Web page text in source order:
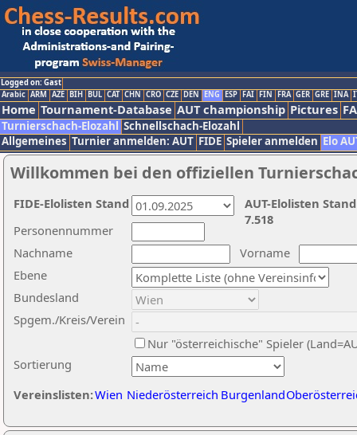
Logged on: Gast
Arabic ARM AZE BIH BUL CAT CHN CRO CZE DEN ENG ESP FAI FIN FRA GER GRE INA
Home Tournament-Database AUT championship Pictures
Turnierschach-Elozahl Schnellschach-Elozahl
Allgemeines Turnier anmelden: AUT FIDE Spieler anmelden Elo
Willkommen bei den offiziellen
Nachname
Vorname
Ebene
Sortierung
Personennummer
Bundesland
Spgem./Kreis/Verein
Nur "österreichische" Spieler
Vereinslisten:Wien Niederösterreich Burgenland
AUT-Elolisten
7.518
FIDE-Elolisten Stand